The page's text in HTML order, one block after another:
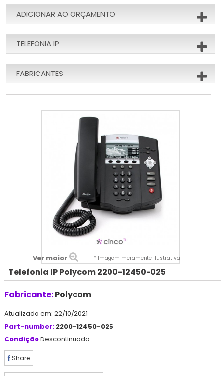
ADICIONAR AO ORÇAMENTO
TELEFONIA IP
FABRICANTES
Ver maior * Imagem meramente ilustrativa
Telefonia IP Polycom 2200-12450-025
Fabricante:Polycom
Atualizado em: 22/10/2021
Part-number: 2200-12450-025
CondiçãoDescontinuado
Share